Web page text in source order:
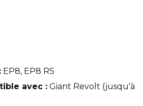
EP8, EP8 RS
avec : Giant Revolt (jusqu'à